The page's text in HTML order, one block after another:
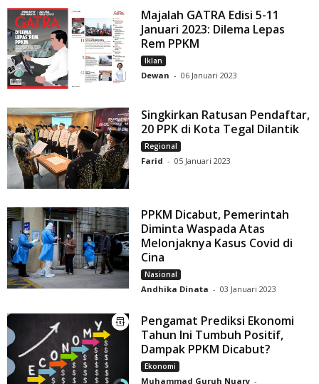
Majalah GATRA Edisi 5-11
Januari 2023: Dilema Lepas
Rem PPKM
Iklan
Dewan - 06 Januari 2023
Singkirkan Ratusan Pendaftar,
20 PPK di Kota Tegal Dilantik
Regional
Farid - 05 Januari 2023
PPKM Dicabut, Pemerintah
Diminta Waspada Atas
Melonjaknya Kasus Covid di
Cina
Nasional
Andhika Dinata - 03 Januari 2023
Pengamat Prediksi Ekonomi
Tahun Ini Tumbuh Positif,
Dampak PPKM Dicabut?
Ekonomi
Muhammad Guruh Nuary -